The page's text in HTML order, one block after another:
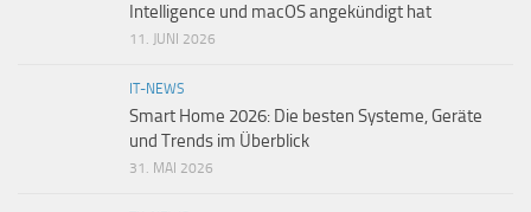
Intelligence und macOS angekündigt hat
11. JUNI 2026
IT-NEWS
Smart Home 2026: Die besten Systeme, Geräte
und Trends im Überblick
31. MAI 2026